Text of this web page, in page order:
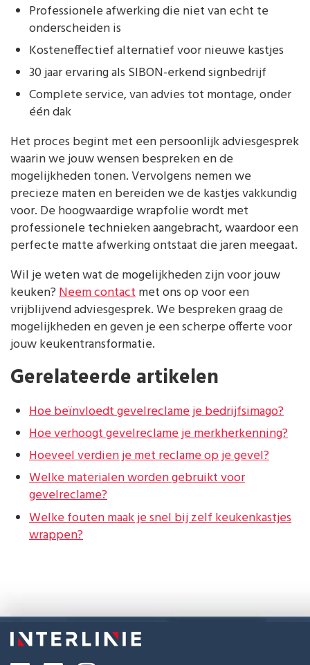
Professionele afwerking die niet van echt te
onderscheiden is
Kosteneffectief alternatief voor nieuwe kastjes
30 jaar ervaring als SIBON-erkend signbedrijf
Complete service, van advies tot montage, onder
één dak
Het proces begint met een persoonlijk adviesgesprek
waarin we jouw wensen bespreken en de
mogelijkheden tonen. Vervolgens nemen we
precieze maten en bereiden we de kastjes vakkundig
voor. De hoogwaardige wrapfolie wordt met
professionele technieken aangebracht, waardoor een
perfecte matte afwerking ontstaat die jaren meegaat.
Wil je weten wat de mogelijkheden zijn voor jouw
keuken?Neem contactmet ons op voor een
vrijblijvend adviesgesprek. We bespreken graag de
mogelijkheden en geven je een scherpe offerte voor
jouw keukentransformatie.
Gerelateerde artikelen
Hoe beïnvloedt gevelreclame je bedrijfsimago?
Hoe verhoogt gevelreclame je merkherkenning?
Hoeveel verdien je met reclame op je gevel?
Welke materialen worden gebruikt voor
gevelreclame?
Welke fouten maak je snel bij zelf keukenkastjes
wrappen?